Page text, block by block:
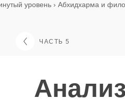
уровень › Абхидхарма и
ЧАСТЬ 5